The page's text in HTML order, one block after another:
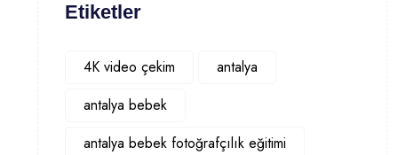
Etiketler
4K video çekim
antalya
antalya bebek
antalya bebek fotoğrafçılık eğitimi